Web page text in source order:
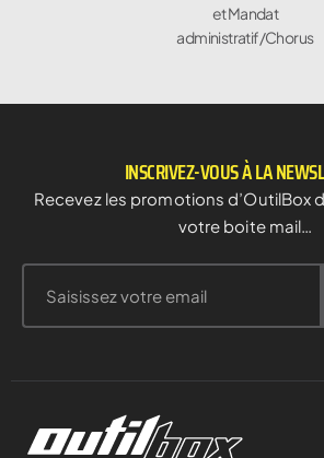
et Mandat
administratif/Chorus
INSCRIVEZ-VOUS À LA
Recevez les promotions d’OutilBox
votre boite mail…